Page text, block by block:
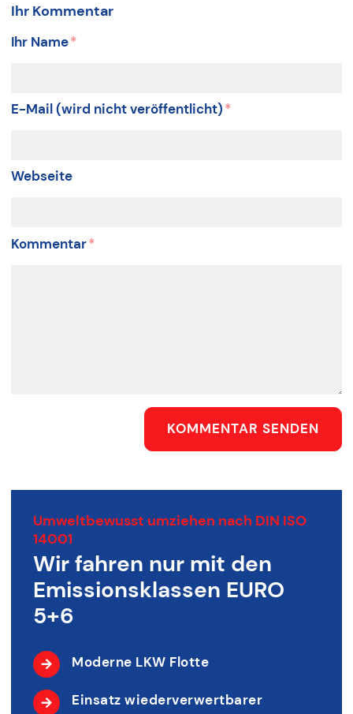
Ihr Kommentar
Ihr Name*
E-Mail (wird nicht veröffentlicht)*
Webseite
Kommentar*
KOMMENTAR SENDEN
Umweltbewusst umziehen nach DIN ISO
14001
Wir fahren nur mit den
Emissionsklassen EURO
5+6
Moderne LKW Flotte
Einsatz wiederverwertbarer